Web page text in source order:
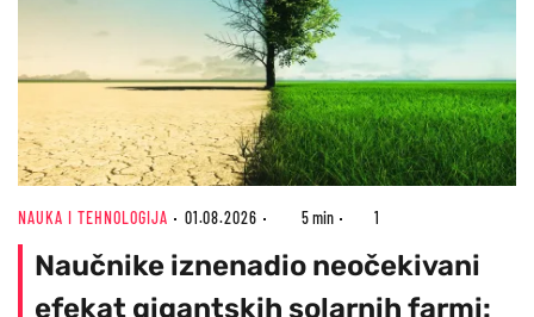
NAUKA I TEHNOLOGIJA 01.08.2026 5 min 1
Naučnike iznenadio neočekivani
efekat gigantskih solarnih farmi: